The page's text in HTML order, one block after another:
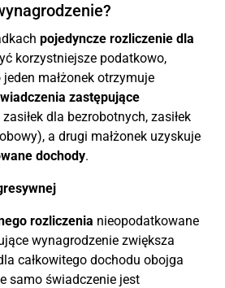
pojedyncze rozliczenie dla
korzystniejsze podatkowo,
małżonek otrzymuje
zastępujące
zasiłek dla bezrobotnych, zasiłek
a drugi małżonek uzyskuje
dochody.
rozliczenia nieopodatkowane
wynagrodzenie zwiększa
całkowitego dochodu obojga
samo świadczenie jest